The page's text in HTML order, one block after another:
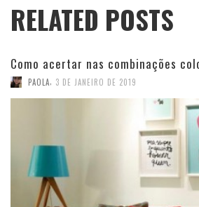
RELATED POSTS
Como acertar nas combinações
PAOLA, 3 DE JANEIRO DE 2019